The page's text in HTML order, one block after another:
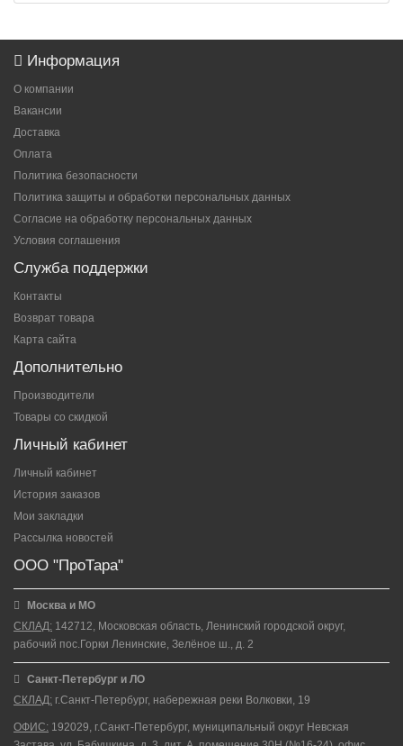
Информация
О компании
Вакансии
Доставка
Оплата
Политика безопасности
Политика защиты и обработки персональных данных
Согласие на обработку персональных данных
Условия соглашения
Служба поддержки
Контакты
Возврат товара
Карта сайта
Дополнительно
Производители
Товары со скидкой
Личный кабинет
Личный кабинет
История заказов
Мои закладки
Рассылка новостей
ООО "ПроТара"
Москва и МО
СКЛАД: 142712, Московская область, Ленинский городской округ,
рабочий пос.Горки Ленинские, Зелёное ш., д. 2
Санкт-Петербург и ЛО
СКЛАД: г.Санкт-Петербург, набережная реки Волковки, 19
ОФИС: 192029, г.Санкт-Петербург, муниципальный округ Невская